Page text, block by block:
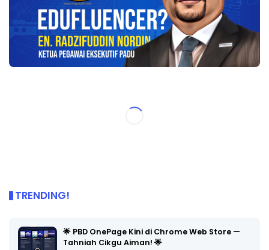
TRENDING!
🌟 PBD OnePage Kini di Chrome Web Store —
Tahniah Cikgu Aiman! 🌟